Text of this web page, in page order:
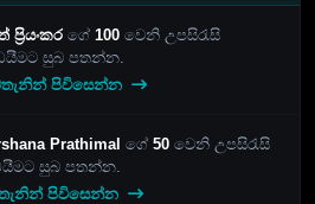
ප්‍රියංකර ගේ 100වෙනි උපසිරැසි
සුබ පතන්න.
පිවිසෙන්න
Prathimalගේ50 වෙනි උපසිරැසි
සුබ පතන්න.
පිවිසෙන්න